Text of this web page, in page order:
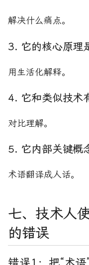
解决什么痛点。
3. 它的核心原理
用生活化解释。
4. 它和类似技术
对比理解。
5. 它内部关键概
术语翻译成人话。
七、技术人
的错误